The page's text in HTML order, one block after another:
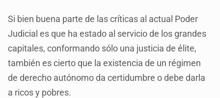
Si bien buena parte de las críticas al actual Poder
Judicial es que ha estado al servicio de los grandes
capitales, conformando sólo una justicia de élite,
también es cierto que la existencia de un régimen
de derecho autónomo da certidumbre o debe darla
a ricos y pobres.